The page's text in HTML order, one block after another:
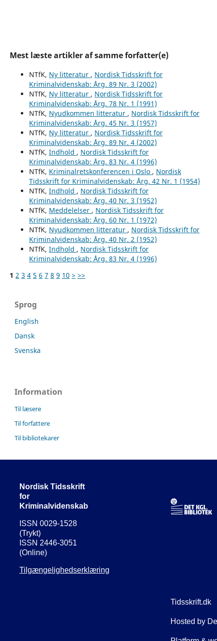
Mest læste artikler af samme forfatter(e)
NTfK, Ny litteratur , Nordisk Tidsskrift for
Kriminalvidenskab: Årg. 89 Nr. 3 (2002)
NTfK, Ny litteratur , Nordisk Tidsskrift for
Kriminalvidenskab: Årg. 78 Nr. 1 (1991)
NTfK, Nyudkommen litteratur , Nordisk Tidsskrift for
Kriminalvidenskab: Årg. 45 Nr. 3 (1957)
NTfK, Ny litteratur , Nordisk Tidsskrift for
Kriminalvidenskab: Årg. 89 Nr. 4 (2002)
NTfK, Indhold , Nordisk Tidsskrift for
Kriminalvidenskab: Årg. 83 Nr. 4 (1996)
NTfK, Kriminalretskonferencen i Oslo , Nordisk
Tidsskrift for Kriminalvidenskab: Årg. 42 Nr. 1 (1954)
NTfK, Indhold , Nordisk Tidsskrift for
Kriminalvidenskab: Årg. 40 Nr. 3 (1952)
NTfK, Meddelelser , Nordisk Tidsskrift for
Kriminalvidenskab: Årg. 60 Nr. 1 (1972)
NTfK, Nyudkommen litteratur , Nordisk Tidsskrift for
Kriminalvidenskab: Årg. 40 Nr. 2 (1952)
NTfK, Indhold , Nordisk Tidsskrift for
Kriminalvidenskab: Årg. 83 Nr. 4 (1996)
1 2 3 4 5 6 7 8 9 10 > >>
Sprog
English
Dansk
Svenska
Information
Til læsere
Til forfattere
Til bibliotekarer
Nordisk Tidsskrift
for
Kriminalvidenskab
ISSN 0029-1528
(Trykt)
ISSN 2446-3051
(Online)
Tilgængelighedserklæring